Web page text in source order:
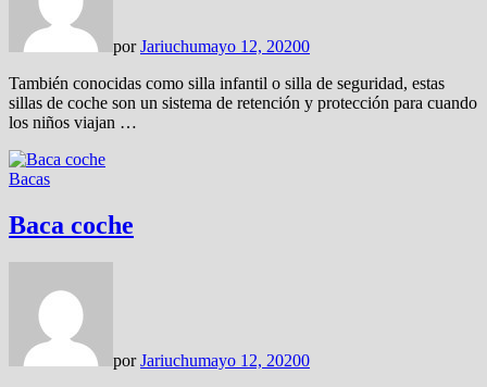
porJariuchumayo 12, 20200
También conocidas como silla infantil o silla de seguridad, estas
sillas de coche son un sistema de retención y protección para cuando
los niños viajan …
Bacas
Baca coche
porJariuchumayo 12, 20200